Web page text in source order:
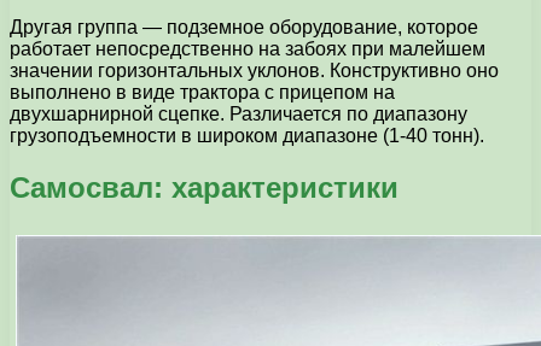
Другая группа — подземное оборудование, которое
работает непосредственно на забоях при малейшем
значении горизонтальных уклонов. Конструктивно оно
выполнено в виде трактора с прицепом на
двухшарнирной сцепке. Различается по диапазону
грузоподъемности в широком диапазоне (1-40 тонн).
Самосвал: характеристики